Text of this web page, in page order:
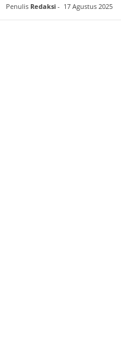
Penulis Redaksi - 17 Agustus 2025